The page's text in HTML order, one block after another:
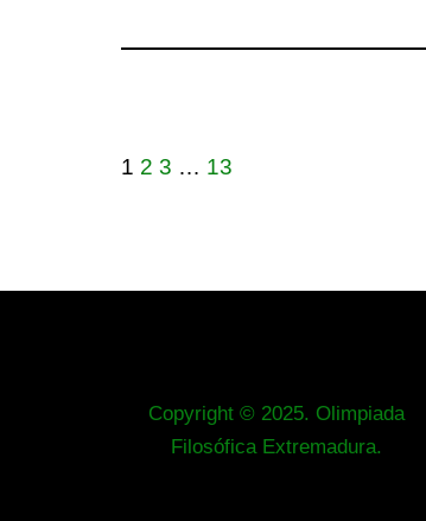
1 2 3 … 13
Copyright © 2025. Olimpiada
Filosófica Extremadura.